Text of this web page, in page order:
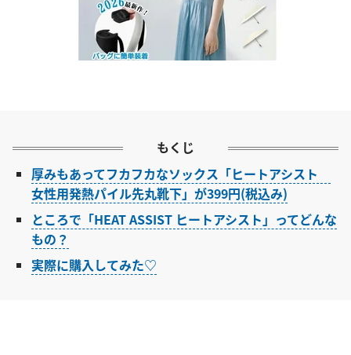
もくじ
厚みもあってフカフカなソックス「ヒートアシスト
女性用発熱パイル先丸靴下」が399円(税込み)
ところで「HEAT ASSIST ヒートアシスト」ってどんな
もの？
実際に購入してみた♡